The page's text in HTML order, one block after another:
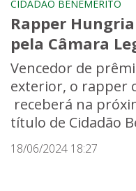
CIDADÃO BENEMÉRITO
Rapper
pela Câmara
Vencedor de
exterior, o rapper
receberá na
título de Cidadão
18/06/2024 18:27